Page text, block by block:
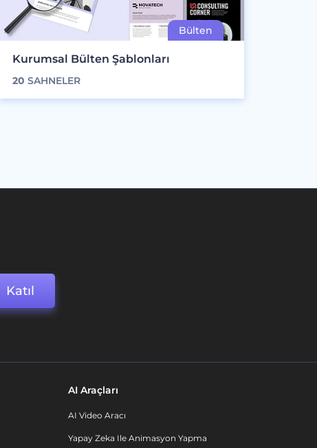
Kurumsal Bülten Şablonları
20 SAHNELER
Katıl
AI Araçları
AI Video Aracı
Yapay Zeka Ile Animasyon Yapma